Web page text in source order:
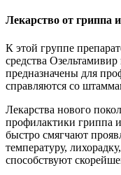
Лекарство от гриппа
К этой группе
средства
предназначены для
справляются со
Лекарства нового
профилактики гриппа
быстро смягчают
температуру,
способствуют